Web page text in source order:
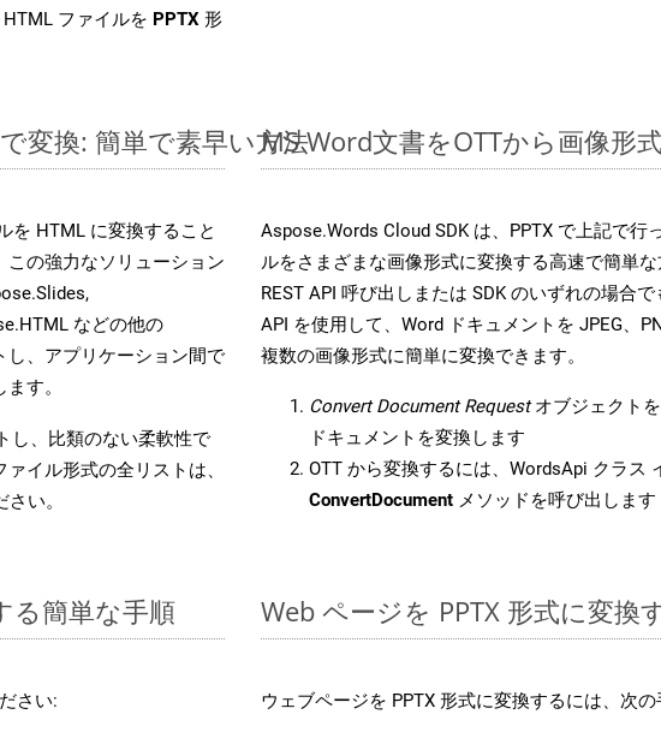
ファイルを PPTX 形
変換: 簡単で素早い方法
を HTML に変換すること
の強力なソリューション
などの他の
、アプリケーション間で
す。
し、比類のない柔軟性で
イル形式の全リストは、
い。
MS Word文書をOTTから画像形
Aspose.Words Cloud SDK は、PPTX で上記で行
ルをさまざまな画像形式に変換する高速で簡単
REST API 呼び出しまたは SDK のいずれの場合
API を使用して、Word ドキュメントを JPEG、
複数の画像形式に簡単に変換できます。
Convert Document Requestオブジェクト
ドキュメントを変換します
OTT から変換するには、WordsApi クラス
ConvertDocument メソッドを呼び出します
る簡単な手順
さい:
Web ページを PPTX 形式に変換
ウェブページを PPTX 形式に変換するには、次の